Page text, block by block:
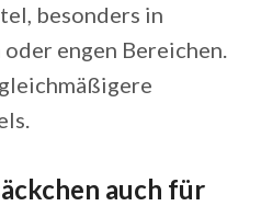
besonders in
engen Bereichen.
auch für